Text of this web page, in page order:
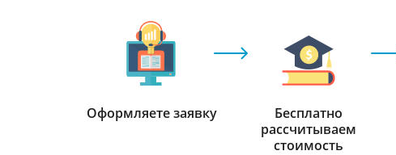
Оформляете заявку
Бесплатно
рассчитываем
стоимость